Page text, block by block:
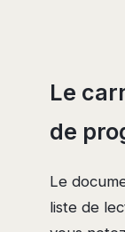
Le
de
Le
liste de